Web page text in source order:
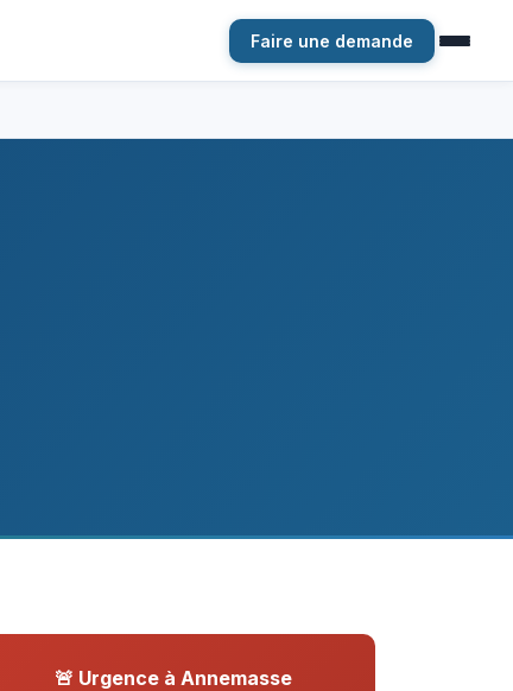
Faire une demande
🚨 Urgence à Annemasse